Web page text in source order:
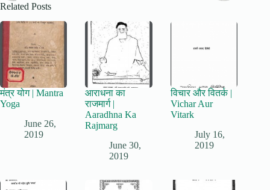
Related Posts
मंत्र योग | Mantra
Yoga
June 26,
2019
आराधना का
राजमार्ग |
Aaradhna Ka
Rajmarg
June 30,
2019
विचार और वितर्क |
Vichar Aur
Vitark
July 16,
2019